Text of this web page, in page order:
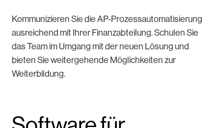
Kommunizieren Sie die AP-Prozessautomatisierung
ausreichend mit Ihrer Finanzabteilung. Schulen Sie
das Team im Umgang mit der neuen Lösung und
bieten Sie weitergehende Möglichkeiten zur
Weiterbildung.